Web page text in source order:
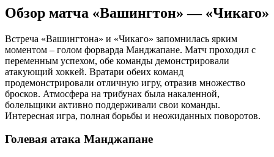
Обзор матча «Вашингтон» ― «Чикаго»
Встреча «Вашингтона» и «Чикаго» запомнилась ярким
моментом – голом форварда Манджапане. Матч проходил с
переменным успехом, обе команды демонстрировали
атакующий хоккей. Вратари обеих команд
продемонстрировали отличную игру, отразив множество
бросков. Атмосфера на трибунах была накаленной,
болельщики активно поддерживали свои команды.
Интересная игра, полная борьбы и неожиданных поворотов.
Голевая атака Манджапане